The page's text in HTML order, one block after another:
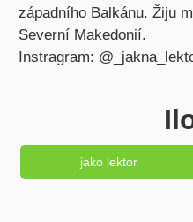
západního Balkánu. Žiju
Severní Makedonií.
Instragram:
jako lektor